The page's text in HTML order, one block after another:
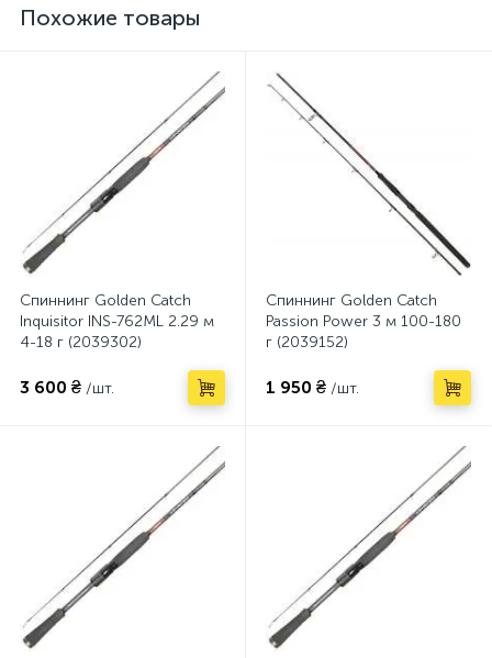
Похожие товары
Спиннинг Golden Catch
Inquisitor INS-762ML 2.29 м
4-18 г (2039302)
3 600 ₴ /шт.
Спиннинг Golden Catch
Passion Power 3 м 100-180
г (2039152)
1 950 ₴ /шт.